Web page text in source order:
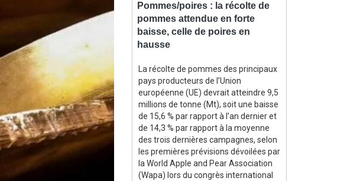
des rendements au plus
depuis 1996
sa note de conjoncture du 7
consacrée aux grandes cultures,
(ministère de l’Agriculture)
à un peu moins de 40 t/ha les
moyens hexagonaux
de pommes de terre de
et de demi-saison, soit
plus faibles niveaux depuis
Sur une surface de 166 000 ha,
atteindraient donc 6,5 Mt
en recul de 21,5 % par rapport
Pommes/poires : la récolte de
pommes attendue en forte
baisse, celle de poires en
hausse
La récolte de pommes des principaux
pays producteurs de l’Union
européenne (UE) devrait atteindre 9,5
millions de tonne (Mt), soit une baisse
de 15,6 % par rapport à l’an dernier et
de 14,3 % par rapport à la moyenne
des trois dernières campagnes, selon
les premières prévisions dévoilées par
la World Apple and Pear Association
(Wapa) lors du congrès international